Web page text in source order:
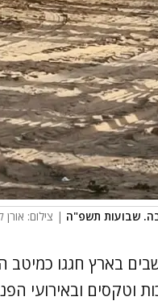
שבועות תשפ"ה | צילום: אורן
בארץ חגגו כמיטב
וטקסים ובאירועי